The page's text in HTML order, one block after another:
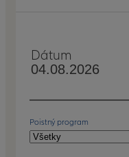
Dátum
Poistný program